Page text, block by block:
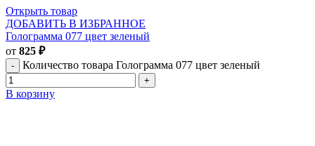
Открыть товар
ДОБАВИТЬ В ИЗБРАННОЕ
Голограмма 077 цвет зеленый
от 825 ₽
Количество товара Голограмма 077 цвет зеленый
В корзину